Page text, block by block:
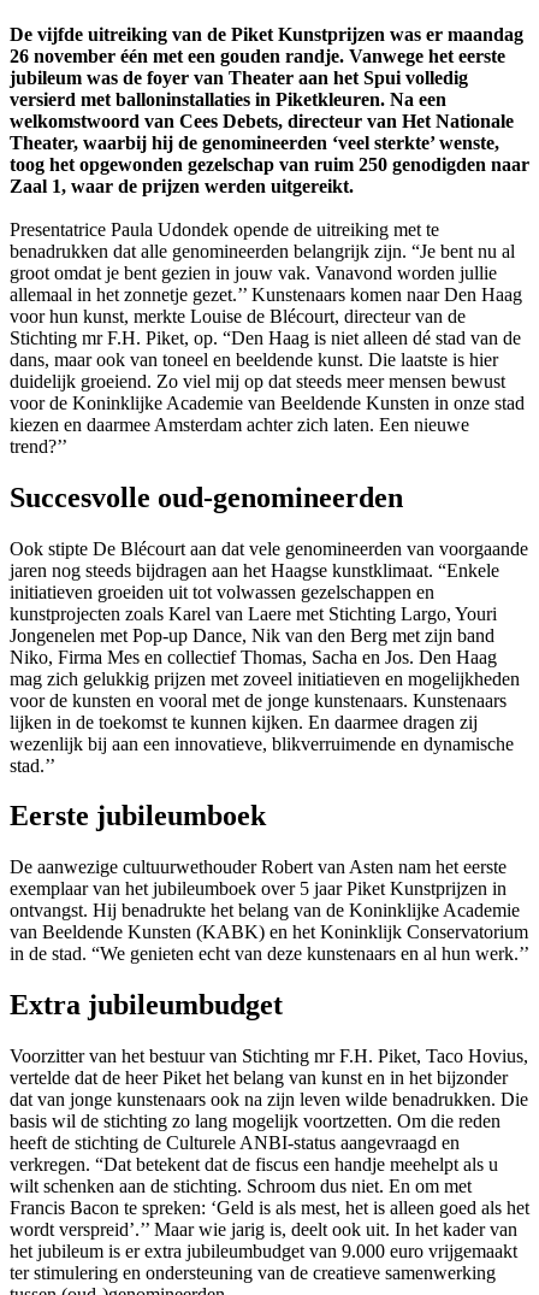
De vijfde uitreiking van de Piket Kunstprijzen was er maandag
26 november één met een gouden randje. Vanwege het eerste
jubileum was de foyer van Theater aan het Spui volledig
versierd met balloninstallaties in Piketkleuren. Na een
welkomstwoord van Cees Debets, directeur van Het Nationale
Theater, waarbij hij de genomineerden ‘veel sterkte’ wenste,
toog het opgewonden gezelschap van ruim 250 genodigden naar
Zaal 1, waar de prijzen werden uitgereikt.
Presentatrice Paula Udondek opende de uitreiking met te
benadrukken dat alle genomineerden belangrijk zijn. “Je bent nu al
groot omdat je bent gezien in jouw vak. Vanavond worden jullie
allemaal in het zonnetje gezet.’’ Kunstenaars komen naar Den Haag
voor hun kunst, merkte Louise de Blécourt, directeur van de
Stichting mr F.H. Piket, op. “Den Haag is niet alleen dé stad van de
dans, maar ook van toneel en beeldende kunst. Die laatste is hier
duidelijk groeiend. Zo viel mij op dat steeds meer mensen bewust
voor de Koninklijke Academie van Beeldende Kunsten in onze stad
kiezen en daarmee Amsterdam achter zich laten. Een nieuwe
trend?’’
Succesvolle oud-genomineerden
Ook stipte De Blécourt aan dat vele genomineerden van voorgaande
jaren nog steeds bijdragen aan het Haagse kunstklimaat. “Enkele
initiatieven groeiden uit tot volwassen gezelschappen en
kunstprojecten zoals Karel van Laere met Stichting Largo, Youri
Jongenelen met Pop-up Dance, Nik van den Berg met zijn band
Niko, Firma Mes en collectief Thomas, Sacha en Jos. Den Haag
mag zich gelukkig prijzen met zoveel initiatieven en mogelijkheden
voor de kunsten en vooral met de jonge kunstenaars. Kunstenaars
lijken in de toekomst te kunnen kijken. En daarmee dragen zij
wezenlijk bij aan een innovatieve, blikverruimende en dynamische
stad.’’
Eerste jubileumboek
De aanwezige cultuurwethouder Robert van Asten nam het eerste
exemplaar van het jubileumboek over 5 jaar Piket Kunstprijzen in
ontvangst. Hij benadrukte het belang van de Koninklijke Academie
van Beeldende Kunsten (KABK) en het Koninklijk Conservatorium
in de stad. “We genieten echt van deze kunstenaars en al hun werk.’’
Extra jubileumbudget
Voorzitter van het bestuur van Stichting mr F.H. Piket, Taco Hovius,
vertelde dat de heer Piket het belang van kunst en in het bijzonder
dat van jonge kunstenaars ook na zijn leven wilde benadrukken. Die
basis wil de stichting zo lang mogelijk voortzetten. Om die reden
heeft de stichting de Culturele ANBI-status aangevraagd en
verkregen. “Dat betekent dat de fiscus een handje meehelpt als u
wilt schenken aan de stichting. Schroom dus niet. En om met
Francis Bacon te spreken: ‘Geld is als mest, het is alleen goed als het
wordt verspreid’.’’ Maar wie jarig is, deelt ook uit. In het kader van
het jubileum is er extra jubileumbudget van 9.000 euro vrijgemaakt
ter stimulering en ondersteuning van de creatieve samenwerking